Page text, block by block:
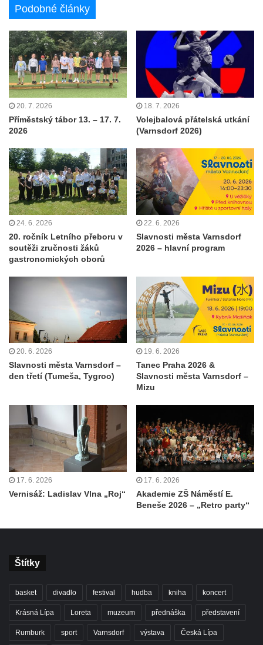
Podobné články
20. 7. 2026
Příměstský tábor 13. – 17. 7.
2026
18. 7. 2026
Volejbalová přátelská utkání
(Varnsdorf 2026)
24. 6. 2026
20. ročník Letního přeboru v
soutěži zručnosti žáků
gastronomických oborů
22. 6. 2026
Slavnosti města Varnsdorf
2026 – hlavní program
20. 6. 2026
Slavnosti města Varnsdorf –
den třetí (Tumeša, Tygroo)
19. 6. 2026
Tanec Praha 2026 &
Slavnosti města Varnsdorf –
Mizu
17. 6. 2026
Vernisáž: Ladislav Vlna „Roj“
17. 6. 2026
Akademie ZŠ Náměstí E.
Beneše 2026 – „Retro party“
Štítky
basket divadlo festival hudba kniha koncert
Krásná Lípa Loreta muzeum přednáška představení
Rumburk sport Varnsdorf výstava Česká Lípa